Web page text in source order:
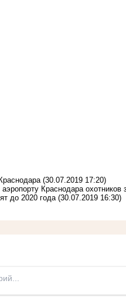
(30.07.2019 17:20)
Краснодара охотников
до 2020 года (30.07.2019 16:30)